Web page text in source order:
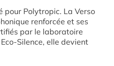
pour Polytropic. La Verso
renforcée et ses
par le laboratoire
Eco-Silence, elle devient